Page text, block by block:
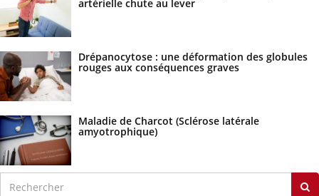
artérielle chute au lever
Drépanocytose : une déformation des globules
rouges aux conséquences graves
Maladie de Charcot (Sclérose latérale
amyotrophique)